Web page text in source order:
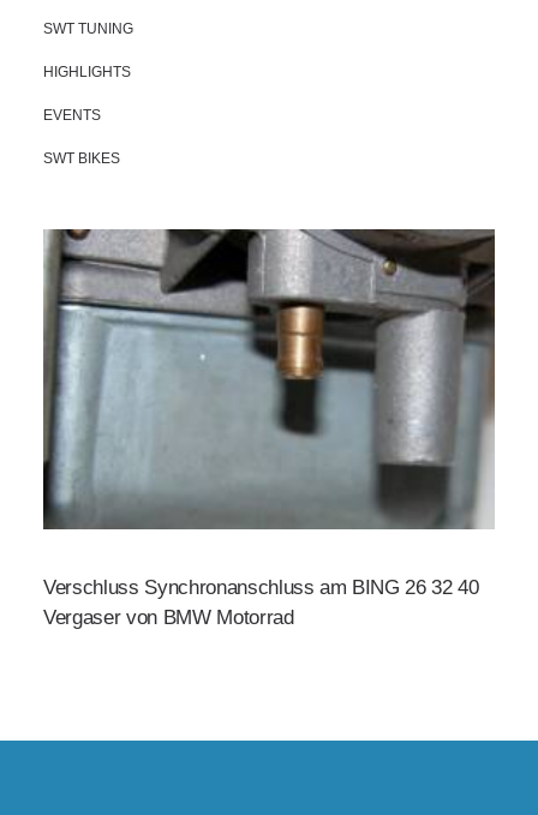
SWT TUNING
HIGHLIGHTS
EVENTS
SWT BIKES
Verschluss Synchronanschluss am BING 26 32 40
Vergaser von BMW Motorrad